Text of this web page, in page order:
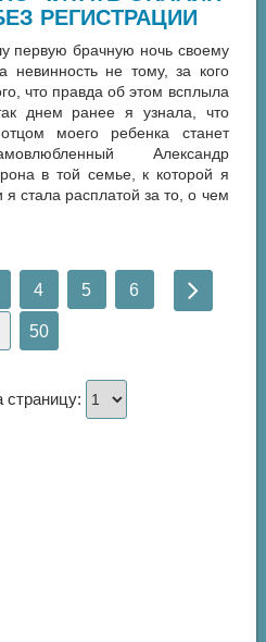
РЕГИСТРАЦИИ
первую брачную ночь своему
невинность не тому, за кого
что правда об этом всплыла
днем ранее я узнала, что
моего ребенка станет
Александр
в той семье, к которой я
стала расплатой за то, о чем
4 5 6
50
страницу: